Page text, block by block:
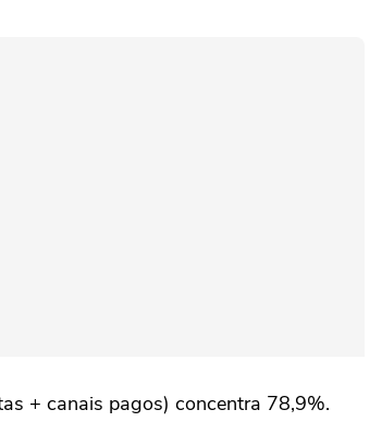
+ canais pagos) concentra 78,9%.